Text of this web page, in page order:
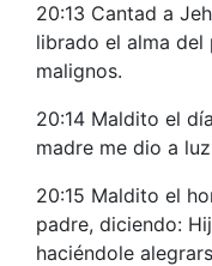
20:13 Cantad a
librado el alma
malignos.
20:14 Maldito el
madre me dio a
20:15 Maldito el
padre, diciendo:
haciéndole